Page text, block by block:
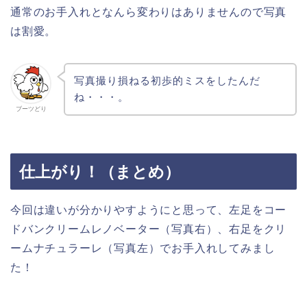
通常のお手入れとなんら変わりはありませんので写真
は割愛。
ブーツどり
写真撮り損ねる初歩的ミスをしたんだ
ね・・・。
仕上がり！（まとめ）
今回は違いが分かりやすようにと思って、左足をコー
ドバンクリームレノベーター（写真右）、右足をクリ
ームナチュラーレ（写真左）でお手入れしてみまし
た！